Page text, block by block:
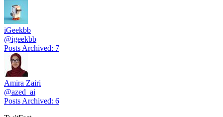
iGeekbb
@igeekbb
Posts Archived: 7
Amira Zairi
@azed_ai
Posts Archived: 6